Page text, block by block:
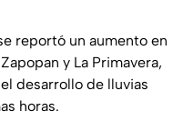
reportó un aumento en
y La Primavera,
desarrollo de lluvias
horas.